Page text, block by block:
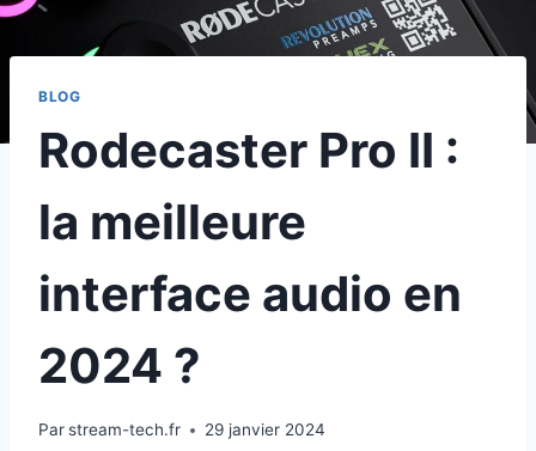
BLOG
Rodecaster Pro II :
la meilleure
interface audio en
2024 ?
Parstream-tech.fr 29 janvier 2024